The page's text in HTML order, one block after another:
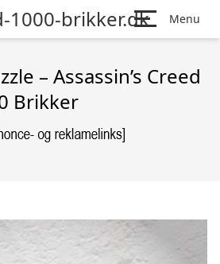
1000-brikker.dk Menu
– Assassin’s Creed
Brikker